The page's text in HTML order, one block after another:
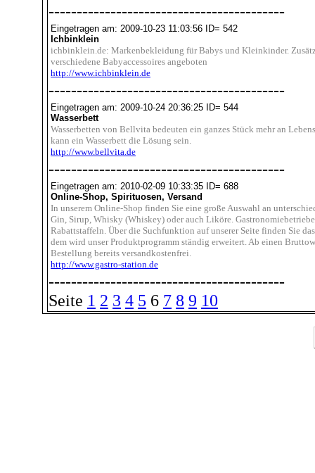
------------------------------------------
Eingetragen am: 2009-10-23 11:03:56 ID= 542
Ichbinklein
ichbinklein.de: Markenbekleidung für Babys und Kleinkinder.
verschiedene Babyaccessoires angeboten
http://www.ichbinklein.de
------------------------------------------
Eingetragen am: 2009-10-24 20:36:25 ID= 544
Wasserbett
Wasserbetten von Bellvita bedeuten ein ganzes Stück mehr an
kann ein Wasserbett die Lösung sein.
http://www.bellvita.de
------------------------------------------
Eingetragen am: 2010-02-09 10:33:35 ID= 688
Online-Shop, Spirituosen, Versand
In unserem Online-Shop finden Sie eine große Auswahl an
Gin, Sirup, Whisky (Whiskey) oder auch Liköre.
Rabattstaffeln. Über die Suchfunktion auf unserer Seite finden Sie
dem wird unser Produktprogramm ständig erweitert. Ab einen
Bestellung bereits versandkostenfrei.
http://www.gastro-station.de
------------------------------------------
Seite 1 2 3 4 5 6 7 8 9 10